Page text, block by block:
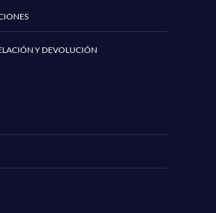
Y DEVOLUCIÓN